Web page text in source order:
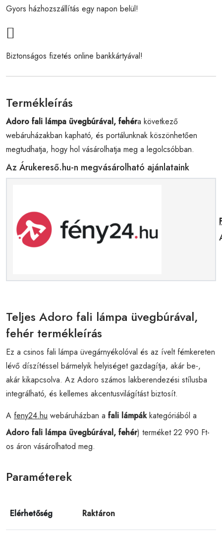
Gyors házhozszállítás egy napon belül!
Biztonságos fizetés online bankkártyával!
Termékleírás
Adoro fali lámpa üvegbúrával, fehéra következő
webáruházakban kapható, és portálunknak köszönhetően
megtudhatja, hogy hol vásárolhatja meg a legolcsóbban.
Az Árukereső.hu-n megvásárolható ajánlataink
Teljes Adoro fali lámpa üvegbúrával,
fehér termékleírás
Ez a csinos fali lámpa üvegárnyékolóval és az ívelt fémkereten
lévő díszítéssel bármelyik helyiséget gazdagítja, akár be-,
akár kikapcsolva. Az Adoro számos lakberendezési stílusba
integrálható, és kellemes akcentusvilágítást biztosít.
A feny24.hu webáruházban a fali lámpákkategóriából a
Adoro fali lámpa üvegbúrával, fehér) terméket 22 990 Ft-
os áron vásárolhatod meg.
Paraméterek
Elérhetőség Raktáron